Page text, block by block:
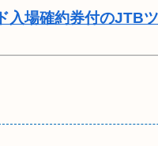
入場確約券付のJTB